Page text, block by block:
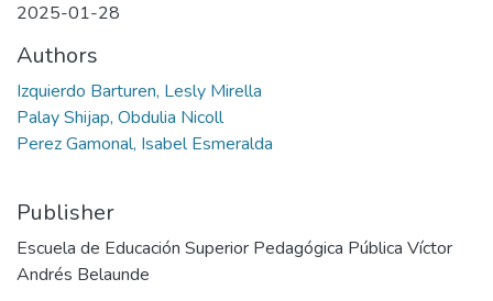
2025-01-28
Authors
Izquierdo Barturen, Lesly Mirella
Palay Shijap, Obdulia Nicoll
Perez Gamonal, Isabel Esmeralda
Publisher
Escuela de Educación Superior Pedagógica Pública Víctor
Andrés Belaunde